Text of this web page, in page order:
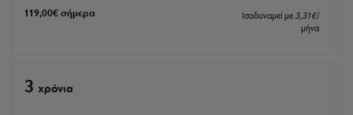
119,00€σήμερα Ισοδυναμεί με 3,31€/
μήνα
3 xρόνια